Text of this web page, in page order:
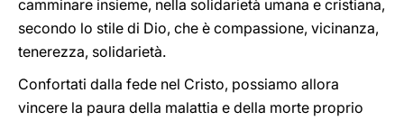
camminare insieme, nella solidarietà umana e cristiana,
secondo lo stile di Dio, che è compassione, vicinanza,
tenerezza, solidarietà.
Confortati dalla fede nel Cristo, possiamo allora
vincere la paura della malattia e della morte proprio